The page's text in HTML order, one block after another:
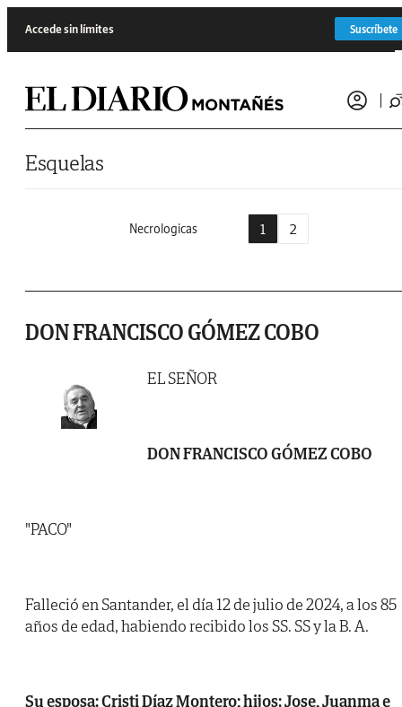
Accede sin límites Suscríbete
Esquelas
Necrologicas 1 2
DON FRANCISCO GÓMEZ COBO
EL SEÑOR
DON FRANCISCO GÓMEZ COBO
"PACO"
Falleció en Santander, el día 12 de julio de 2024, a los 85
años de edad, habiendo recibido los SS. SS y la B. A.
Su esposa: Cristi Díaz Montero; hijos: Jose, Juanma e